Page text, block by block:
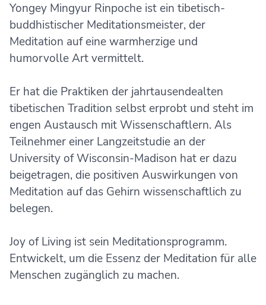
Yongey Mingyur Rinpoche ist ein tibetisch-
buddhistischer Meditationsmeister, der
Meditation auf eine warmherzige und
humorvolle Art vermittelt.
Er hat die Praktiken der jahrtausendealten
tibetischen Tradition selbst erprobt und steht im
engen Austausch mit Wissenschaftlern. Als
Teilnehmer einer Langzeitstudie an der
University of Wisconsin-Madison hat er dazu
beigetragen, die positiven Auswirkungen von
Meditation auf das Gehirn wissenschaftlich zu
belegen.
Joy of Living ist sein Meditationsprogramm.
Entwickelt, um die Essenz der Meditation für alle
Menschen zugänglich zu machen.